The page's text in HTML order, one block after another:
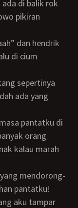
pikiran
di cium
ada yang
orang
kalau marah
pantatku!
aku tampar